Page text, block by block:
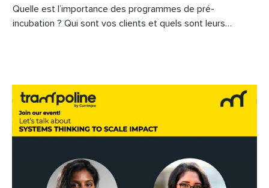
Quelle est l’importance des programmes de pré-
incubation ? Qui sont vos clients et quels sont leurs…